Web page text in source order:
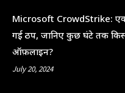
Microsoft CrowdStrike:
गई ठप, जानिए कुछ घंटे तक
ऑफ़लाइन?
July 20, 2024